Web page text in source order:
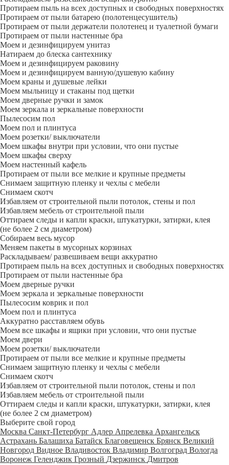
Протираем пыль на всех доступных и свободных поверхностях
Протираем от пыли батарею (полотенцесушитель)
Протираем от пыли держатели полотенец и туалетной бумаги
Протираем от пыли настенные бра
Моем и дезинфицируем унитаз
Натираем до блеска сантехнику
Моем и дезинфицируем раковину
Моем и дезинфицируем ванную/душевую кабину
Моем краны и душевые лейки
Моем мыльницу и стаканы под щетки
Моем дверные ручки и замок
Моем зеркала и зеркальные поверхности
Пылесосим пол
Моем пол и плинтуса
Моем розетки/ выключатели
Моем шкафы внутри при условии, что они пустые
Моем шкафы сверху
Моем настенный кафель
Протираем от пыли все мелкие и крупные предметы
Снимаем защитную пленку и чехлы с мебели
Снимаем скотч
Избавляем от строительной пыли потолок, стены и пол
Избавляем мебель от строительной пыли
Оттираем следы и капли краски, штукатурки, затирки, клея
(не более 2 см диаметром)
Собираем весь мусор
Меняем пакеты в мусорных корзинах
Раскладываем/ развешиваем вещи аккуратно
Протираем пыль на всех доступных и свободных поверхностях
Протираем от пыли настенные бра
Моем дверные ручки
Моем зеркала и зеркальные поверхности
Пылесосим коврик и пол
Моем пол и плинтуса
Аккуратно расставляем обувь
Моем все шкафы и ящики при условии, что они пустые
Моем двери
Моем розетки/ выключатели
Протираем от пыли все мелкие и крупные предметы
Снимаем защитную пленку и чехлы с мебели
Снимаем скотч
Избавляем от строительной пыли потолок, стены и пол
Избавляем мебель от строительной пыли
Оттираем следы и капли краски, штукатурки, затирки, клея
(не более 2 см диаметром)
Выберите свой город
Москва Санкт-Петербург Адлер Апрелевка Архангельск
Астрахань Балашиха Батайск Благовещенск Брянск Великий
Новгород Видное Владивосток Владимир Волгоград Вологда
Воронеж Геленджик Грозный Дзержинск Дмитров